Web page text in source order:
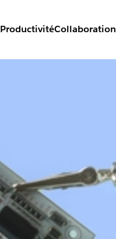
ProductivitéCollaboration